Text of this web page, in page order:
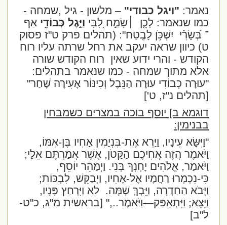
נאמר:"ויגל כבודי"– מלשון - גיל ,שמחה -
כמו שנאמר:לָכֵ֤ן ׀שָׂמַ֣ח לִ֭בִּיוַיָּ֣גֶל כְּבוֹדִ֑יאַף
־ בְּ֝שָׂרִ֗י יִשְׁכֹּ֥ן לָבֶֽטַח": (תהלים פרק ט"ז פסוק
ט)כיוון שראה יעקב את רחל שרתה עליו רוח
הקודש - והרי ידוע שאין רוח הקודש שורה
אלא מתוך שמחה - כמו שנאמר בתהלים:
"עוּרָה כְבוֹדִי עוּרָה הַנֵּבֶל וְכִינּוֹר אָעִירָה שָּׁחַר"
[תהלים נ"ז, ט']
דוגמא ב] יוסף בוכה במצרים כשמבחין
בבנימין:
"וַיִּשָּׂא עֵינָיו, וַיַּרְא אֶת-בִּנְיָמִין אָחִיו בֶּן-אִמּוֹ,
וַיֹּאמֶר הֲזֶה אֲחִיכֶם הַקָּטֹן, אֲשֶׁר אֲמַרְתֶּם אֵלָי;
וַיֹּאמַר, אֱלֹהִים יָחְנְךָ בְּנִי. וַיְמַהֵר יוֹסֵף,
כִּי-נִכְמְרוּ רַחֲמָיו אֶל-אָחִיו, וַיְבַקֵּשׁ, לִבְכּוֹת;
וַיָּבֹא הַחַדְרָה, וַיֵּבְךְּ שָׁמָּה. לא וַיִּרְחַץ פָּנָיו,
וַיֵּצֵא; וַיִּתְאַפַּק—וַיֹּאמֶר..," [בראשית מ"ג, כ"ט-
ל"ב]